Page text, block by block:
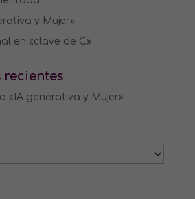
y Mujer»
en «clave de C»
recientes
«IA generativa y Mujer»